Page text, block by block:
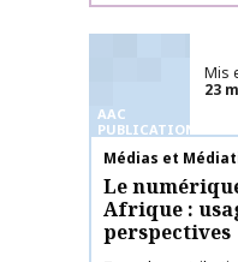
AAC
PUBLICATIONS
Mis
23
Nom de la
Médias et
Le
Afrique :
perspectives